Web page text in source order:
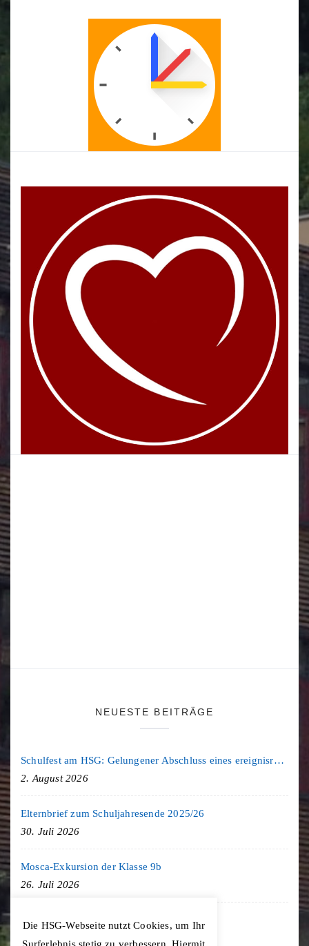
NEUESTE BEITRÄGE
Schulfest am HSG: Gelungener Abschluss eines ereignisreichen Schuljahres
2. August 2026
Elternbrief zum Schuljahresende 2025/26
30. Juli 2026
Mosca-Exkursion der Klasse 9b
26. Juli 2026
Freiburg-Exkursion des Geschichte LK
20. Juli 2026
Die HSG-Webseite nutzt Cookies, um Ihr